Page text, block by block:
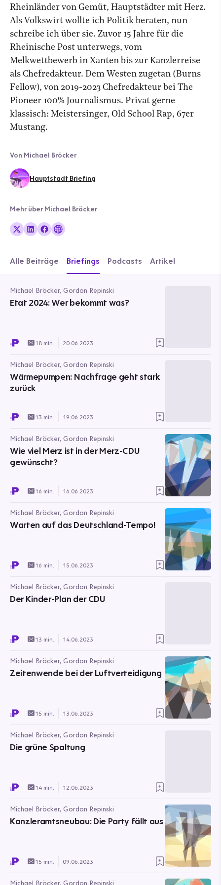
Rheinländer von Gemüt, Hauptstädter mit Herz.
Als Volkswirt wollte ich Politik beraten, nun
schreibe ich über sie. Zuvor 15 Jahre für die
Rheinische Post unterwegs, vom
Melkwettbewerb in Xanten bis zur Kanzlerreise
als Chefredakteur. Dem Westen zugetan (Burns
Fellow), von 2019-2023 Chefredakteur bei The
Pioneer 100% Journalismus. Privat gerne
klassisch: Meistersinger, Old School Rap, 67er
Mustang.
Von Michael Bröcker
Hauptstadt Briefing
Mehr über Michael Bröcker
Alle Beiträge Briefings Podcasts Artikel
Michael Bröcker, Gordon Repinski
Etat 2024: Wer bekommt was?
18 min. 20.06.2023
Michael Bröcker, Gordon Repinski
Wärmepumpen: Nachfrage geht stark
zurück
13 min. 19.06.2023
Michael Bröcker, Gordon Repinski
Wie viel Merz ist in der Merz-CDU
gewünscht?
16 min. 16.06.2023
Michael Bröcker, Gordon Repinski
Warten auf das Deutschland-Tempo!
16 min. 15.06.2023
Michael Bröcker, Gordon Repinski
Der Kinder-Plan der CDU
13 min. 14.06.2023
Michael Bröcker, Gordon Repinski
Zeitenwende bei der Luftverteidigung
15 min. 13.06.2023
Michael Bröcker, Gordon Repinski
Die grüne Spaltung
14 min. 12.06.2023
Michael Bröcker, Gordon Repinski
Kanzleramtsneubau: Die Party fällt aus
15 min. 09.06.2023
Michael Bröcker, Gordon Repinski